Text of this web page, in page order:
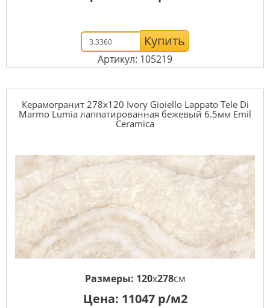
Купить
Артикул: 105219
Керамогранит 278x120 Ivory Gioiello Lappato Tele Di
Marmo Lumia лаппатированная бежевый 6.5мм Emil
Ceramica
Размеры: 120x278см
Цена: 11047р/м2